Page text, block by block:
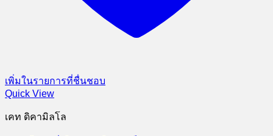
เพิ่มในรายการที่ชื่นชอบ
Quick View
เคท ดิคามิลโล